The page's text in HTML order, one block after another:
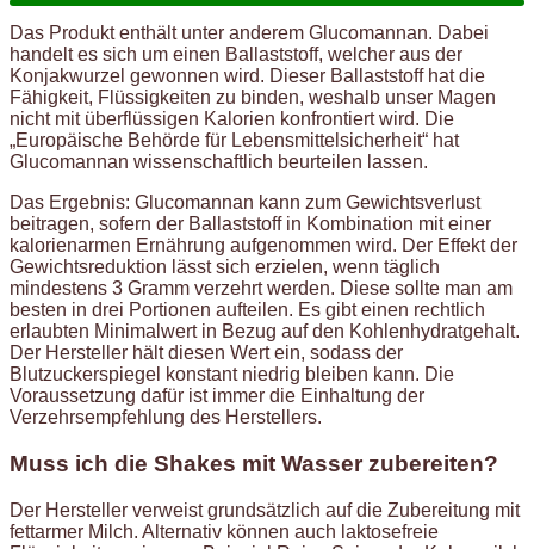
Das Produkt enthält unter anderem Glucomannan. Dabei
handelt es sich um einen Ballaststoff, welcher aus der
Konjakwurzel gewonnen wird. Dieser Ballaststoff hat die
Fähigkeit, Flüssigkeiten zu binden, weshalb unser Magen
nicht mit überflüssigen Kalorien konfrontiert wird. Die
„Europäische Behörde für Lebensmittelsicherheit“ hat
Glucomannan wissenschaftlich beurteilen lassen.
Das Ergebnis: Glucomannan kann zum Gewichtsverlust
beitragen, sofern der Ballaststoff in Kombination mit einer
kalorienarmen Ernährung aufgenommen wird. Der Effekt der
Gewichtsreduktion lässt sich erzielen, wenn täglich
mindestens 3 Gramm verzehrt werden. Diese sollte man am
besten in drei Portionen aufteilen. Es gibt einen rechtlich
erlaubten Minimalwert in Bezug auf den Kohlenhydratgehalt.
Der Hersteller hält diesen Wert ein, sodass der
Blutzuckerspiegel konstant niedrig bleiben kann. Die
Voraussetzung dafür ist immer die Einhaltung der
Verzehrsempfehlung des Herstellers.
Muss ich die Shakes mit Wasser zubereiten?
Der Hersteller verweist grundsätzlich auf die Zubereitung mit
fettarmer Milch. Alternativ können auch laktosefreie